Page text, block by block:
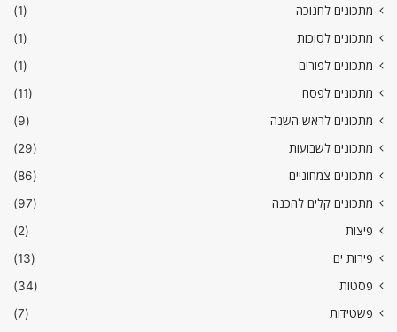
מתכונים לחנוכה
(1)
מתכונים לסוכות
(1)
מתכונים לפורים
(1)
מתכונים לפסח
(11)
מתכונים לראש השנה
(9)
מתכונים לשבועות
(29)
מתכונים צמחוניים
(86)
מתכונים קלים להכנה
(97)
פיצות
(2)
פירות ים
(13)
פסטות
(34)
פשטידות
(7)